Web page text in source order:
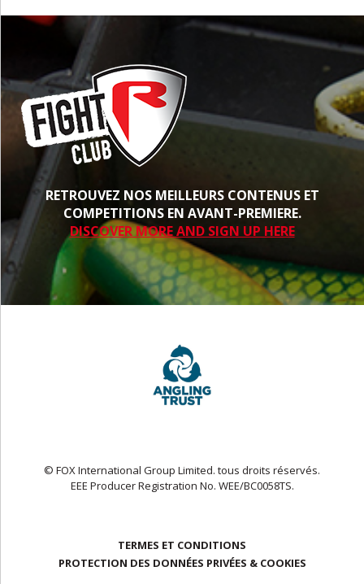
RETROUVEZ NOS MEILLEURS CONTENUS ET
COMPETITIONS EN AVANT-PREMIERE.
DISCOVER MORE AND SIGN UP HERE
© FOX International Group Limited. tous droits réservés.
EEE Producer Registration No. WEE/BC0058TS.
TERMES ET CONDITIONS
PROTECTION DES DONNÉES PRIVÉES & COOKIES